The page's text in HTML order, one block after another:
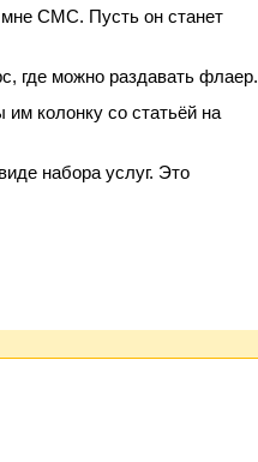
мне СМС. Пусть он станет
где можно раздавать флаер.
им колонку со статьёй на
набора услуг. Это